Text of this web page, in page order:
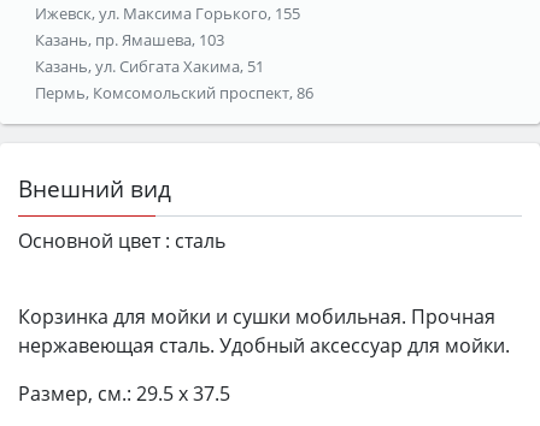
Ижевск, ул. Максима Горького, 155
Казань, пр. Ямашева, 103
Казань, ул. Сибгата Хакима, 51
Пермь, Комсомольский проспект, 86
Внешний вид
Основной цвет : сталь
Корзинка для мойки и сушки мобильная. Прочная
нержавеющая сталь. Удобный аксессуар для мойки.
Размер, см.: 29.5 х 37.5